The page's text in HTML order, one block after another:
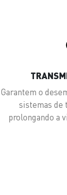
Garantem o
sistemas de
prolongando a